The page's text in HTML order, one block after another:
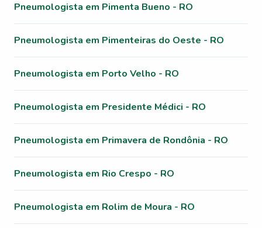
Pneumologista em Pimenta Bueno - RO
Pneumologista em Pimenteiras do Oeste - RO
Pneumologista em Porto Velho - RO
Pneumologista em Presidente Médici - RO
Pneumologista em Primavera de Rondônia - RO
Pneumologista em Rio Crespo - RO
Pneumologista em Rolim de Moura - RO